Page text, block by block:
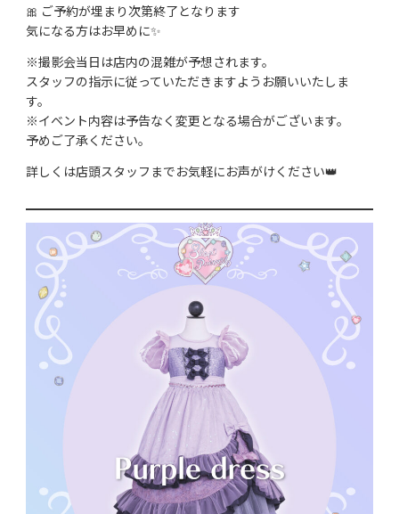
🎀 ご予約が埋まり次第終了となります
気になる方はお早めに✨
※撮影会当日は店内の混雑が予想されます。
スタッフの指示に従っていただきますようお願いいたしま
す。
※イベント内容は予告なく変更となる場合がございます。
予めご了承ください。
詳しくは店頭スタッフまでお気軽にお声がけください👑